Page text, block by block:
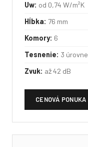
Uw: od 0,74 W/m²K
Hĺbka: 76 mm
Komory: 6
Tesnenie: 3 úrovne
Zvuk: až 42 dB
CENOVÁ PONUKA